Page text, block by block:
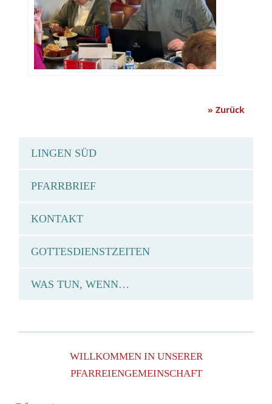
» Zurück
LINGEN SÜD
PFARRBRIEF
KONTAKT
GOTTESDIENSTZEITEN
WAS TUN, WENN…
WILLKOMMEN IN UNSERER
PFARREIENGEMEINSCHAFT